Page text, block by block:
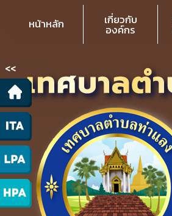
<<
หน้าหลัก เกี่ยวกับ
องค์กร